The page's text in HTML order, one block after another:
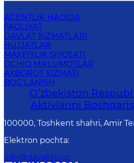
AGENTLIK HAQIDA
FAOLIYAT
DAVLAT XIZMATLARI
HUJJATLAR
MAXFIYLIK SIYOSATI
OCHIQ MA'LUMOTLAR
AXBOROT XIZMATI
BOG‘LANISH
Oʻzbekiston
Aktivlarini
100000, Toshkent shahri, Amir
Elektron pochta:
info@davaktiv.uz